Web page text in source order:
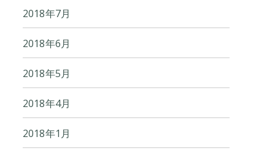
2018年7月
2018年6月
2018年5月
2018年4月
2018年1月